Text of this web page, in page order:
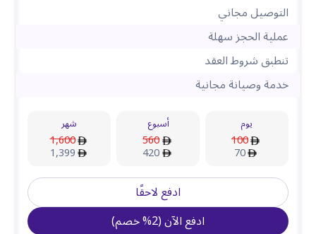
التوصيل مجاني
عملية الحجز سهلة
تنطبق شروط العقد
خدمة وصيانة مجانية
يوم
100
70
أسبوع
560
420
شهر
1,600
1,399
ادفع لاحقًا
ادفع الآن(
2
%خصم)